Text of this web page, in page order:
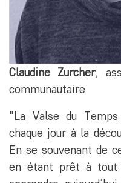
Claudine Zurcher,
communautaire
"La Valse du
chaque jour à la
En se souvenant de
en étant prêt à tout